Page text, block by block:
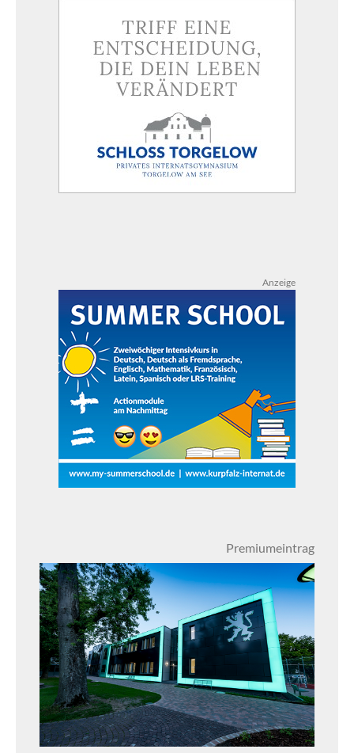
Anzeige
Premiumeintrag